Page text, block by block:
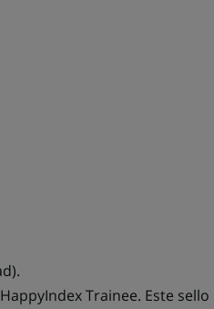
Trainee. Este sello